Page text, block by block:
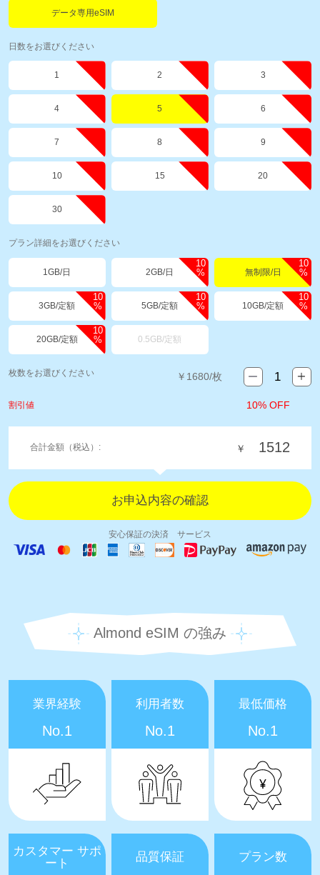
データ専用eSIM
日数をお選びください
1 2 3
4 5 6
7 8 9
10 15 20
30
プラン詳細をお選びください
1GB/日 2GB/日
10
%
無制限/日
10
%
3GB/定額
10
%
5GB/定額
10
%
10GB/定額
10
%
20GB/定額
10
%
0.5GB/定額
枚数をお選びください ￥ 1680/枚
割引値 10% OFF
合計金額（税込）: ￥ 1512
安心保証の決済 サービス
Almond eSIM の強み
業界経験
No.1
利用者数
No.1
最低価格
No.1
カスタマー サポ
ート
品質保証 プラン数